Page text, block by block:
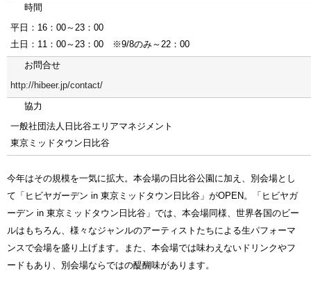
時間
平日：16：00～23：00
土日：11：00～23：00 ※9/8のみ～22：00
お問合せ
http://hibeer.jp/contact/
協力
一般社団法人日比谷エリアマネジメント
東京ミッドタウン日比谷
今年はその規模を一気に拡大。本会場の日比谷公園に加え、別会場とし
て「ヒビヤガーデン in 東京ミッドタウン日比谷」がOPEN。「ヒビヤガ
ーデン in 東京ミッドタウン日比谷」では、本会場同様、世界各国のビー
ルはもちろん、様々なジャンルのアーティストたちによる生パフォーマ
ンスで会場を盛り上げます。また、本会場では味わえないドリンクやフ
ードもあり、別会場ならではの醍醐味があります。